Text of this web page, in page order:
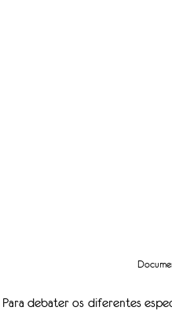
Para debater os diferentes